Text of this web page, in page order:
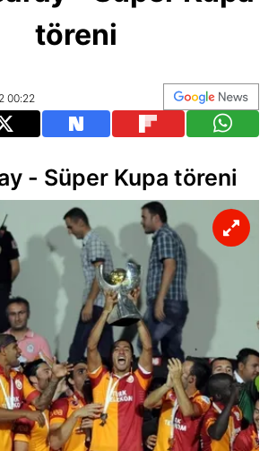
töreni
00:22
- Süper Kupa töreni